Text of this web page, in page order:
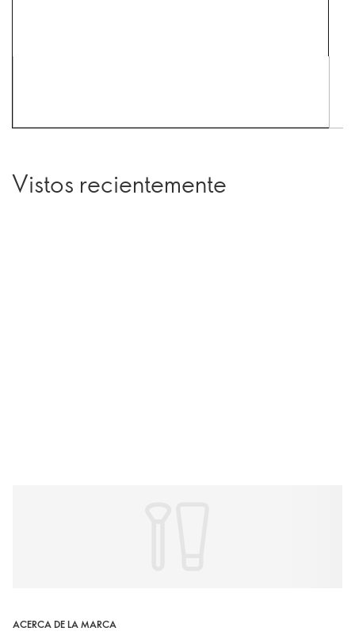
Vistos recientemente
ACERCA DE LA MARCA